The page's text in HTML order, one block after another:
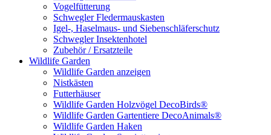
Vogelfütterung
Schwegler Fledermauskasten
Igel-, Haselmaus- und Siebenschläferschutz
Schwegler Insektenhotel
Zubehör / Ersatzteile
Wildlife Garden
Wildlife Garden anzeigen
Nistkästen
Futterhäuser
Wildlife Garden Holzvögel DecoBirds®
Wildlife Garden Gartentiere DecoAnimals®
Wildlife Garden Haken